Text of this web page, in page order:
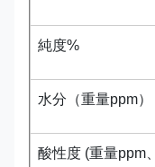
純度%
水分（重量ppm）
酸性度 (重量ppm